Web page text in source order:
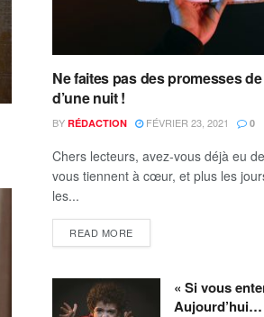
Ne faites pas des promesses
d’une nuit !
BY RÉDACTION FÉVRIER 23, 2021 0
Chers lecteurs, avez-vous déjà eu
vous tiennent à cœur, et plus les
les...
READ MORE
« Si vous
Aujourd’hui…